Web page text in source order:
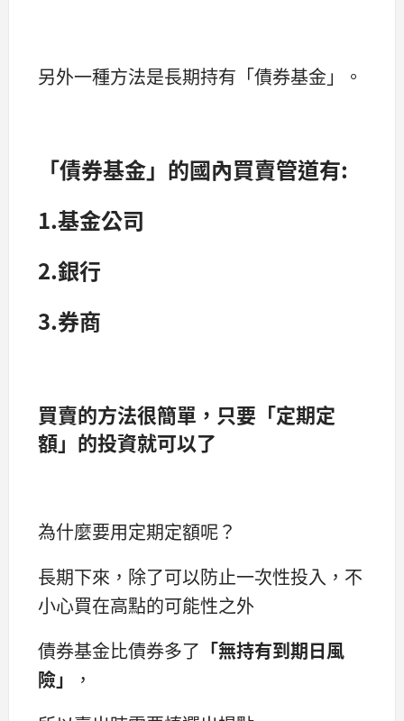
另外一種方法是長期持有「債券基金」。
「債券基金」的國內買賣管道有:
1.基金公司
2.銀行
3.券商
買賣的方法很簡單，只要「定期定
額」的投資就可以了
為什麼要用定期定額呢？
長期下來，除了可以防止一次性投入，不
小心買在高點的可能性之外
債券基金比債券多了 「無持有到期日風
險」
，